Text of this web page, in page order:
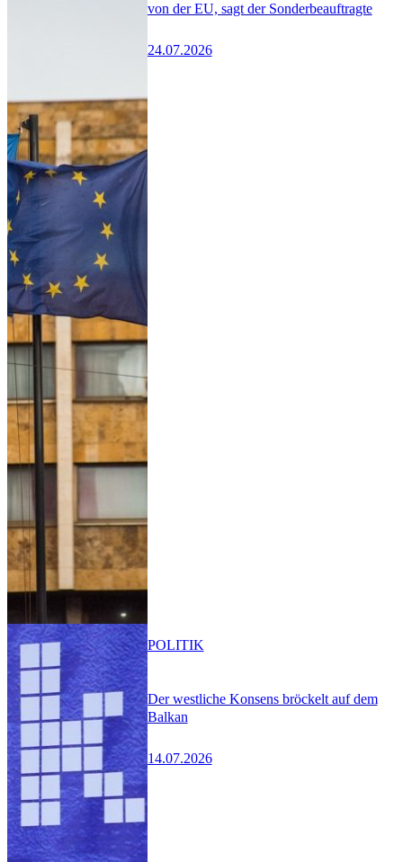
von der EU, sagt der Sonderbeauftragte
24.07.2026
Der westliche Konsens bröckelt auf dem
Balkan
14.07.2026
POLITIK